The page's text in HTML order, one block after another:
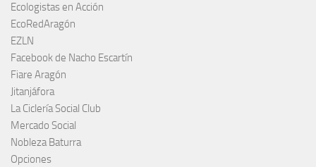
Ecologistas en Acción
EcoRedAragón
EZLN
Facebook de Nacho Escartín
Fiare Aragón
Jitanjáfora
La Ciclería Social Club
Mercado Social
Nobleza Baturra
Opciones